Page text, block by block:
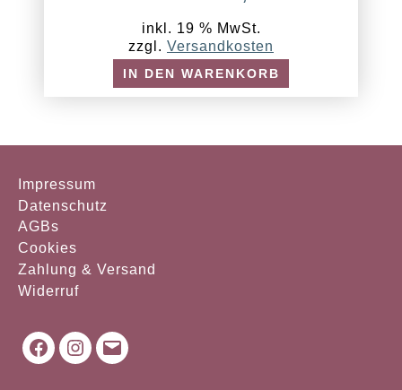
inkl. 19 % MwSt.
zzgl. Versandkosten
IN DEN WARENKORB
Impressum
Datenschutz
AGBs
Cookies
Zahlung & Versand
Widerruf
Facebook
Instagram
Mail